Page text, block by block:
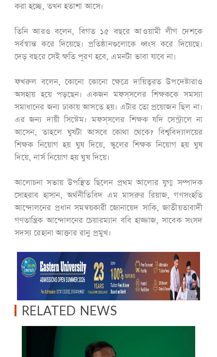
করা হচ্ছে, তখন হতাশা আসে।
তিনি আরও বলেন, বিগত ১৫ বছরে আওয়ামী লীগ দেশকে
সর্বস্বান্ত করে দিয়েছে। প্রতিষ্ঠানগুলোকে ধ্বংস করে দিয়েছে।
দেড় বছরে সেই ক্ষতি পূরণ হবে, এমনটা ভাবা যাবে না।
ফখরুল বলেন, কোনো কোনো ক্ষেত্রে দায়িত্বরত উপদেষ্টারাও
অসহায় হয়ে পড়ছেন। একজন মফস্‌সলের শিক্ষককে সমস্যা
সমাধানের জন্য ঢাকায় আসতে হয়। এটার তো প্রয়োজন ছিল না।
এর জন্য দায়ী সিস্টেম। মফস্‌সলের শিক্ষক যদি সেন্ট্রালে না
আসেন, তাহলে ঘুষটা আসবে কোথা থেকে? বিশ্ববিদ্যালয়ের
শিক্ষক নিয়োগ হয় ঘুষ দিয়ে, স্কুলের শিক্ষক নিয়োগ হয় ঘুষ
দিয়ে, নার্স নিয়োগ হয় ঘুষ দিয়ে।
আলোচনা সভায় উপস্থিত ছিলেন প্রথম আলোর যুগ্ম সম্পাদক
সোহরাব হাসান, অর্থনীতিবিদ এম মাসরুর রিয়াজ, গণসংহতি
আন্দোলনের প্রধান সমন্বয়কারী জোনায়েদ সাকি, জাতীয়তাবাদী
গণতান্ত্রিক আন্দোলনের চেয়ারম্যান ববি হাজ্জাজ, সাবেক সংসদ
সদস্য রেহানা আক্তার রানু প্রমুখ।
RELATED NEWS